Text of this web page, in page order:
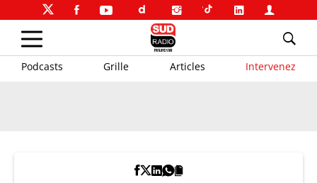
Podcasts Grille Articles Intervenez